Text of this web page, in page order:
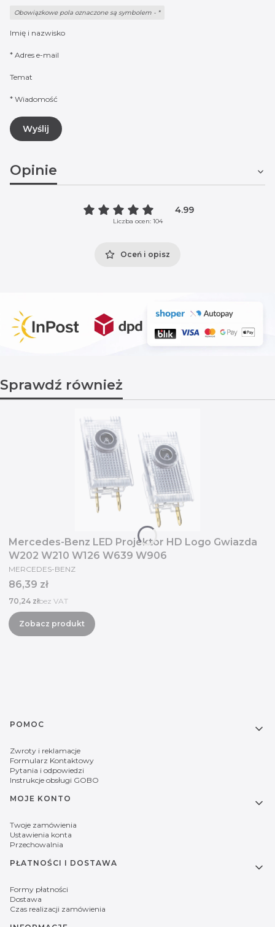
Obowiązkowe pola oznaczone są symbolem - *
Imię i nazwisko
* Adres e-mail
Temat
* Wiadomość
Wyślij
Opinie
4.99
Liczba ocen: 104
Oceń i opisz
Sprawdź również
Mercedes-Benz LED Projektor HD Logo Gwiazda
W202 W210 W126 W639 W906
PRODUCENT
MERCEDES-BENZ
Cena
86,39 zł
Cena
70,24 złbez VAT
Zobacz produkt
Linki w stopce
POMOC
Zwroty i reklamacje
Formularz Kontaktowy
Pytania i odpowiedzi
Instrukcje obsługi GOBO
MOJE KONTO
Twoje zamówienia
Ustawienia konta
Przechowalnia
PŁATNOŚCI I DOSTAWA
Formy płatności
Dostawa
Czas realizacji zamówienia